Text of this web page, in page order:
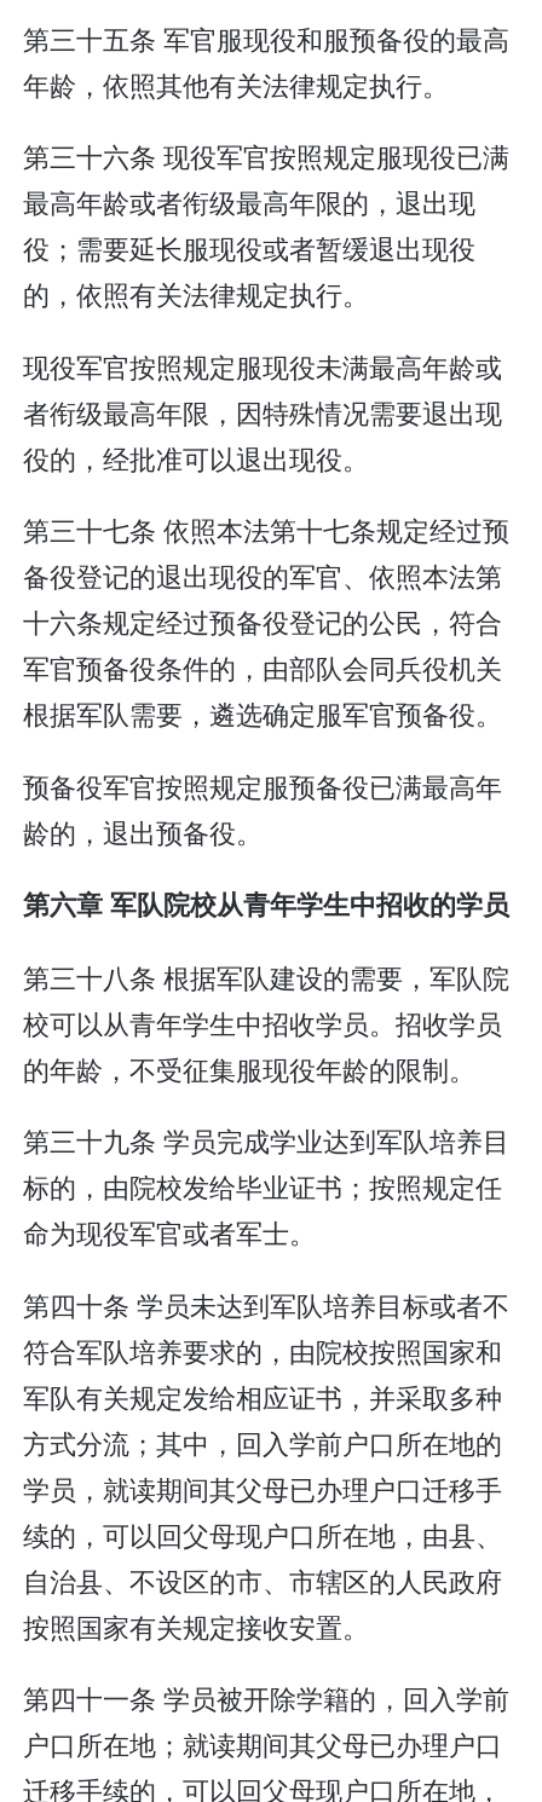
第三十五条 军官服现役和服预备役的最高
年龄，依照其他有关法律规定执行。
第三十六条 现役军官按照规定服现役已满
最高年龄或者衔级最高年限的，退出现
役；需要延长服现役或者暂缓退出现役
的，依照有关法律规定执行。
现役军官按照规定服现役未满最高年龄或
者衔级最高年限，因特殊情况需要退出现
役的，经批准可以退出现役。
第三十七条 依照本法第十七条规定经过预
备役登记的退出现役的军官、依照本法第
十六条规定经过预备役登记的公民，符合
军官预备役条件的，由部队会同兵役机关
根据军队需要，遴选确定服军官预备役。
预备役军官按照规定服预备役已满最高年
龄的，退出预备役。
第六章 军队院校从青年学生中招收的学员
第三十八条 根据军队建设的需要，军队院
校可以从青年学生中招收学员。招收学员
的年龄，不受征集服现役年龄的限制。
第三十九条 学员完成学业达到军队培养目
标的，由院校发给毕业证书；按照规定任
命为现役军官或者军士。
第四十条 学员未达到军队培养目标或者不
符合军队培养要求的，由院校按照国家和
军队有关规定发给相应证书，并采取多种
方式分流；其中，回入学前户口所在地的
学员，就读期间其父母已办理户口迁移手
续的，可以回父母现户口所在地，由县、
自治县、不设区的市、市辖区的人民政府
按照国家有关规定接收安置。
第四十一条 学员被开除学籍的，回入学前
户口所在地；就读期间其父母已办理户口
迁移手续的，可以回父母现户口所在地，